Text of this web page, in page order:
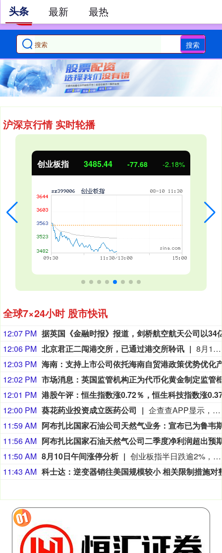
搜索
沪深京行情 实时轮播
创业板指 3485.44 -77.68 -2.18%
全球7×24小时 股市快讯
12:07 PM
12:06 PM 北京君正二闯港交所，已通过港交所聆讯
8月10日，据港交所披露的信息显示，北京君正集成电路股份有限公司更新聆讯后资料集，该公司港交所IPO通过聆讯，独家保荐人为国泰君安国际。公司于今年5月26日再次向香港联交所递交主板上市申请。此前，公司已于6月24日收到中国证监会出具的境外发行上市备案通知书，核准其发行不超过61658000股境外上市普通股并在港交所上市。招股书显示，北京君正是一家全球化的“存储+计算+模拟”芯片提供商，产品广泛应用于汽车电子、工业医疗、AIoT及智能安防设备。
12:03 PM
12:02 PM
12:01 PM
12:00 PM 葵花药业投资成立医药公司
企查查APP显示，近日，四川葵花医药有限公司成立，法定代表人为戴瑞全，注册资本为1000万元，经营范围包含：第一类医疗器械销售；第二类医疗器械销售；食品销售（仅销售预包装食品）；保健食品（预包装）销售等。企查查股权穿透显示，该公司由葵花药业全资持股。
11:59 AM
11:56 AM
11:50 AM 8月10日午间涨停分析
创业板指半日跌逾2%，医药、大消费板块逆势走强。宝鼎科技、百花医药均5连板，一图看懂>>
11:43 AM
头条 最新 最热